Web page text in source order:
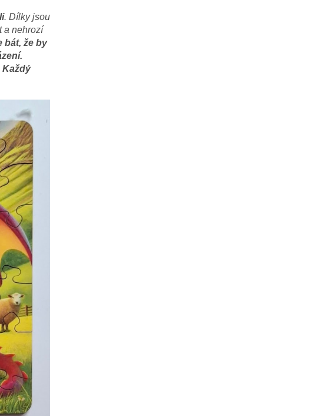
. Dílky jsou
a nehrozí
bát, že by
Každý